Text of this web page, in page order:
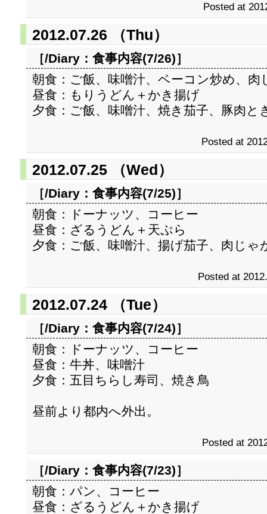
Posted at
2012.07.26 （Thu）
［/Diary： 食事内容(7/26)］
朝食：ご飯、味噌汁、ベーコン炒め、肉
昼食：もりうどん＋かき揚げ
夕食：ご飯、味噌汁、焼き茄子、豚肉と
Posted at
2012.07.25 （Wed）
［/Diary： 食事内容(7/25)］
朝食：ドーナッツ、コーヒー
昼食：ざるうどん＋天ぷら
夕食：ご飯、味噌汁、揚げ茄子、肉じゃ
Posted at
2012.07.24 （Tue）
［/Diary： 食事内容(7/24)］
朝食：ドーナッツ、コーヒー
昼食：牛丼、味噌汁
夕食：五目ちらし寿司、焼き鳥
昼前より都内へ外出。
Posted at
［/Diary： 食事内容(7/23)］
朝食：パン、コーヒー
昼食：ざるうどん＋かき揚げ